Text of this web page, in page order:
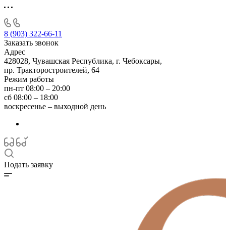
8 (903) 322-66-11
Заказать звонок
Адрес
428028, Чувашская Республика, г. Чебоксары,
пр. Тракторостроителей, 64
Режим работы
пн-пт 08:00 – 20:00
сб 08:00 – 18:00
воскресенье – выходной день
Подать заявку